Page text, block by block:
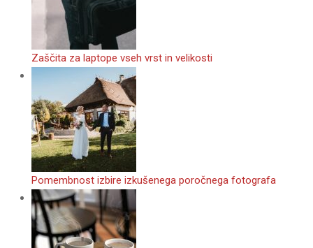
Zaščita za laptope vseh vrst in velikosti
Pomembnost izbire izkušenega poročnega fotografa